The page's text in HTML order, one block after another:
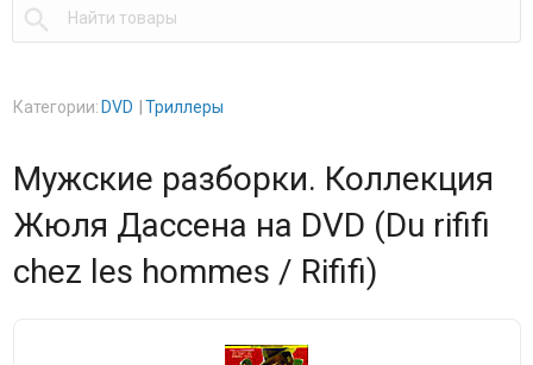

Категории: DVD Триллеры
Мужские разборки. Коллекция
Жюля Дассена на DVD (Du rififi
chez les hommes / Rififi)